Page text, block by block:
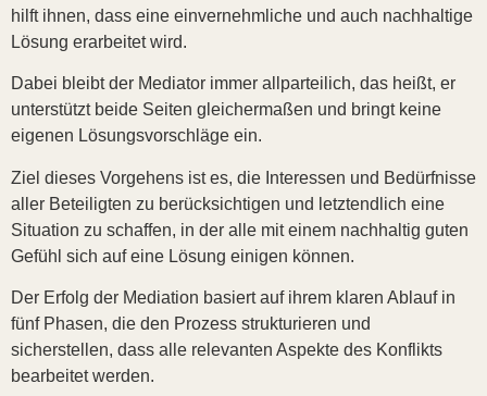
hilft ihnen, dass eine einvernehmliche und auch nachhaltige
Lösung erarbeitet wird.
Dabei bleibt der Mediator immer allparteilich, das heißt, er
unterstützt beide Seiten gleichermaßen und bringt keine
eigenen Lösungsvorschläge ein.
Ziel dieses Vorgehens ist es, die Interessen und Bedürfnisse
aller Beteiligten zu berücksichtigen und letztendlich eine
Situation zu schaffen, in der alle mit einem nachhaltig guten
Gefühl sich auf eine Lösung einigen können.
Der Erfolg der Mediation basiert auf ihrem klaren Ablauf in
fünf Phasen, die den Prozess strukturieren und
sicherstellen, dass alle relevanten Aspekte des Konflikts
bearbeitet werden.